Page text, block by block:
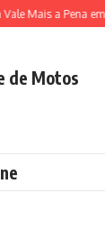
a Pena em 2026?
de Motos